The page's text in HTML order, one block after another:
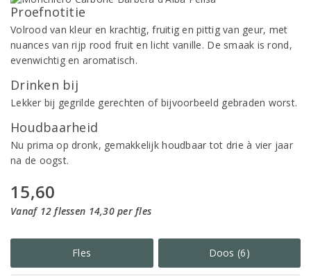
Proefnotitie
Volrood van kleur en krachtig, fruitig en pittig van geur, met
nuances van rijp rood fruit en licht vanille. De smaak is rond,
evenwichtig en aromatisch.
Drinken bij
Lekker bij gegrilde gerechten of bijvoorbeeld gebraden worst.
Houdbaarheid
Nu prima op dronk, gemakkelijk houdbaar tot drie à vier jaar
na de oogst.
15,60
Vanaf 12 flessen 14,30 per fles
Fles Doos (6)